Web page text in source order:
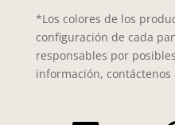
*Los colores de los
configuración de cada
responsables por
información,